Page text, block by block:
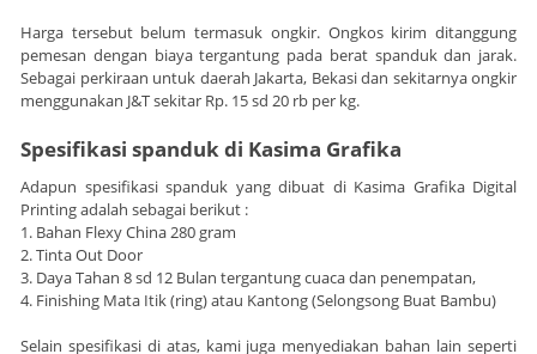
Harga tersebut belum termasuk ongkir. Ongkos kirim ditanggung
pemesan dengan biaya tergantung pada berat spanduk dan jarak.
Sebagai perkiraan untuk daerah Jakarta, Bekasi dan sekitarnya ongkir
menggunakan J&T sekitar Rp. 15 sd 20 rb per kg.
Spesifikasi spanduk di Kasima Grafika
Adapun spesifikasi spanduk yang dibuat di Kasima Grafika Digital
Printing adalah sebagai berikut :
1. Bahan Flexy China 280 gram
2. Tinta Out Door
3. Daya Tahan 8 sd 12 Bulan tergantung cuaca dan penempatan,
4. Finishing Mata Itik (ring) atau Kantong (Selongsong Buat Bambu)
Selain spesifikasi di atas, kami juga menyediakan bahan lain seperti